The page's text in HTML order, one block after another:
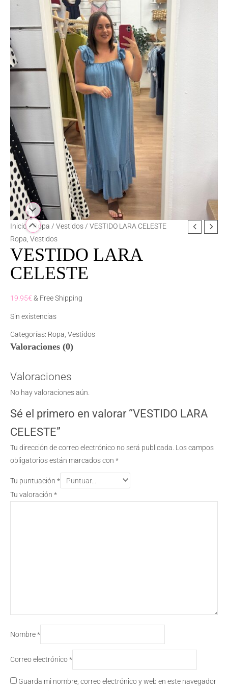
Inicio /Ropa / Vestidos/ VESTIDO LARA CELESTE
Ropa, Vestidos
VESTIDO LARA
CELESTE
19.95€ & Free Shipping
Sin existencias
Categorías: Ropa, Vestidos
Valoraciones (0)
Valoraciones
No hay valoraciones aún.
Sé el primero en valorar “VESTIDO LARA
CELESTE”
Tu dirección de correo electrónico no será publicada. Los campos
obligatorios están marcados con *
Tu puntuación *
Tu valoración *
Nombre*
Correo electrónico*
Guarda mi nombre, correo electrónico y web en este navegador